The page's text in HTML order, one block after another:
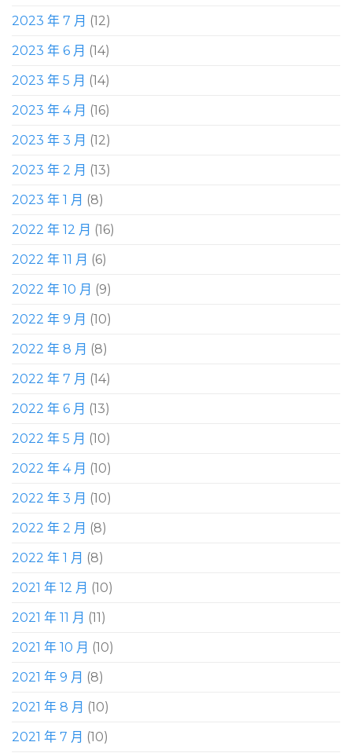
2023 年 7 月 (12)
2023 年 6 月 (14)
2023 年 5 月 (14)
2023 年 4 月 (16)
2023 年 3 月 (12)
2023 年 2 月 (13)
2023 年 1 月 (8)
2022 年 12 月 (16)
2022 年 11 月 (6)
2022 年 10 月 (9)
2022 年 9 月 (10)
2022 年 8 月 (8)
2022 年 7 月 (14)
2022 年 6 月 (13)
2022 年 5 月 (10)
2022 年 4 月 (10)
2022 年 3 月 (10)
2022 年 2 月 (8)
2022 年 1 月 (8)
2021 年 12 月 (10)
2021 年 11 月 (11)
2021 年 10 月 (10)
2021 年 9 月 (8)
2021 年 8 月 (10)
2021 年 7 月 (10)